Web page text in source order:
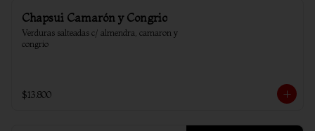
Chapsui Camarón y Congrio
Verduras salteadas c/ almendra, camaron y
congrio
$13.800